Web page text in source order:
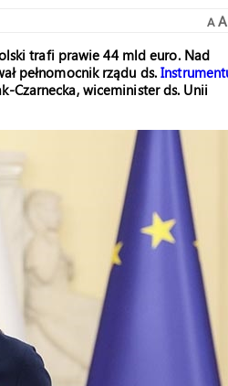
A A
trafi prawie 44 mld euro. Nad
pełnomocnik rządu ds.
Czarnecka, wiceminister ds. Unii